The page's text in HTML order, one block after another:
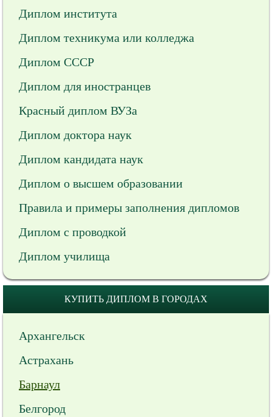
Диплом института
Диплом техникума или колледжа
Диплом СССР
Диплом для иностранцев
Красный диплом ВУЗа
Диплом доктора наук
Диплом кандидата наук
Диплом о высшем образовании
Правила и примеры заполнения дипломов
Диплом с проводкой
Диплом училища
КУПИТЬ ДИПЛОМ В ГОРОДАХ
Архангельск
Астрахань
Барнаул
Белгород